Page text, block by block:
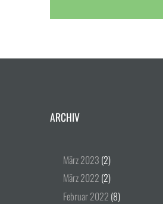
ARCHIV
März2023 (2)
März2022 (2)
Februar2022 (8)